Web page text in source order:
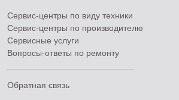
Сервис-центры по виду техники
Сервис-центры по производителю
Сервисные услуги
Вопросы-ответы по ремонту
Обратная связь